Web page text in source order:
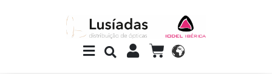
Main
Menu
CART